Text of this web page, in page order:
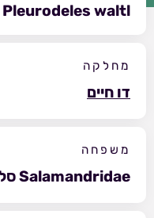
Pleurodeles waltl
מחלקה
דו חיים
משפחה
Salamandridae סלמנדריים